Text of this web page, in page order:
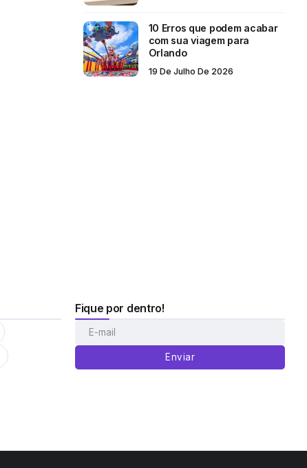
10 Erros que podem acabar
com sua viagem para
Orlando
19 De Julho De 2026
Fique por dentro!
Enviar